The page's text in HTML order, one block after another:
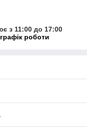
з 11:00 до 17:00
роботи